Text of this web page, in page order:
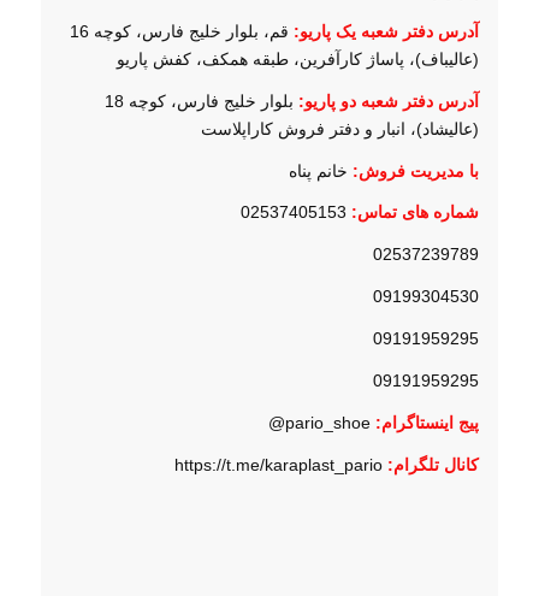
آدرس دفتر شعبه یک پاریو:
قم، بلوار خلیج فارس، کوچه 16
(عالیباف)، پاساژ کارآفرین، طبقه همکف، کفش پاریو
آدرس دفتر شعبه دو پاریو:
بلوار خلیج فارس، کوچه 18
(عالیشاد)، انبار و دفتر فروش کاراپلاست
با مدیریت فروش: خانم پناه
شماره های تماس:
02537239789
09199304530
09191959295
09191959295
پیج اینستاگرام:
کانال تلگرام: